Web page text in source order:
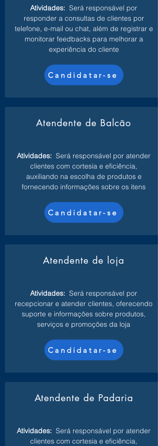
Atividades: Será responsável por
responder a consultas de clientes por
telefone, e-mail ou chat, além de registrar e
monitorar feedbacks para melhorar a
experiência do cliente
Candidatar-se
Atendente de Balcão
Atividades: Será responsável por atender
clientes com cortesia e eficiência,
auxiliando na escolha de produtos e
fornecendo informações sobre os itens
Candidatar-se
Atendente de loja
Atividades: Será responsável por
recepcionar e atender clientes, oferecendo
suporte e informações sobre produtos,
serviços e promoções da loja
Candidatar-se
Atendente de Padaria
Atividades: Será responsável por atender
clientes com cortesia e eficiência,